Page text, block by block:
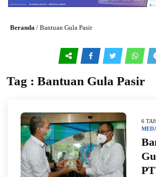
Beranda / Bantuan Gula Pasir
Tag : Bantuan Gula Pasir
6